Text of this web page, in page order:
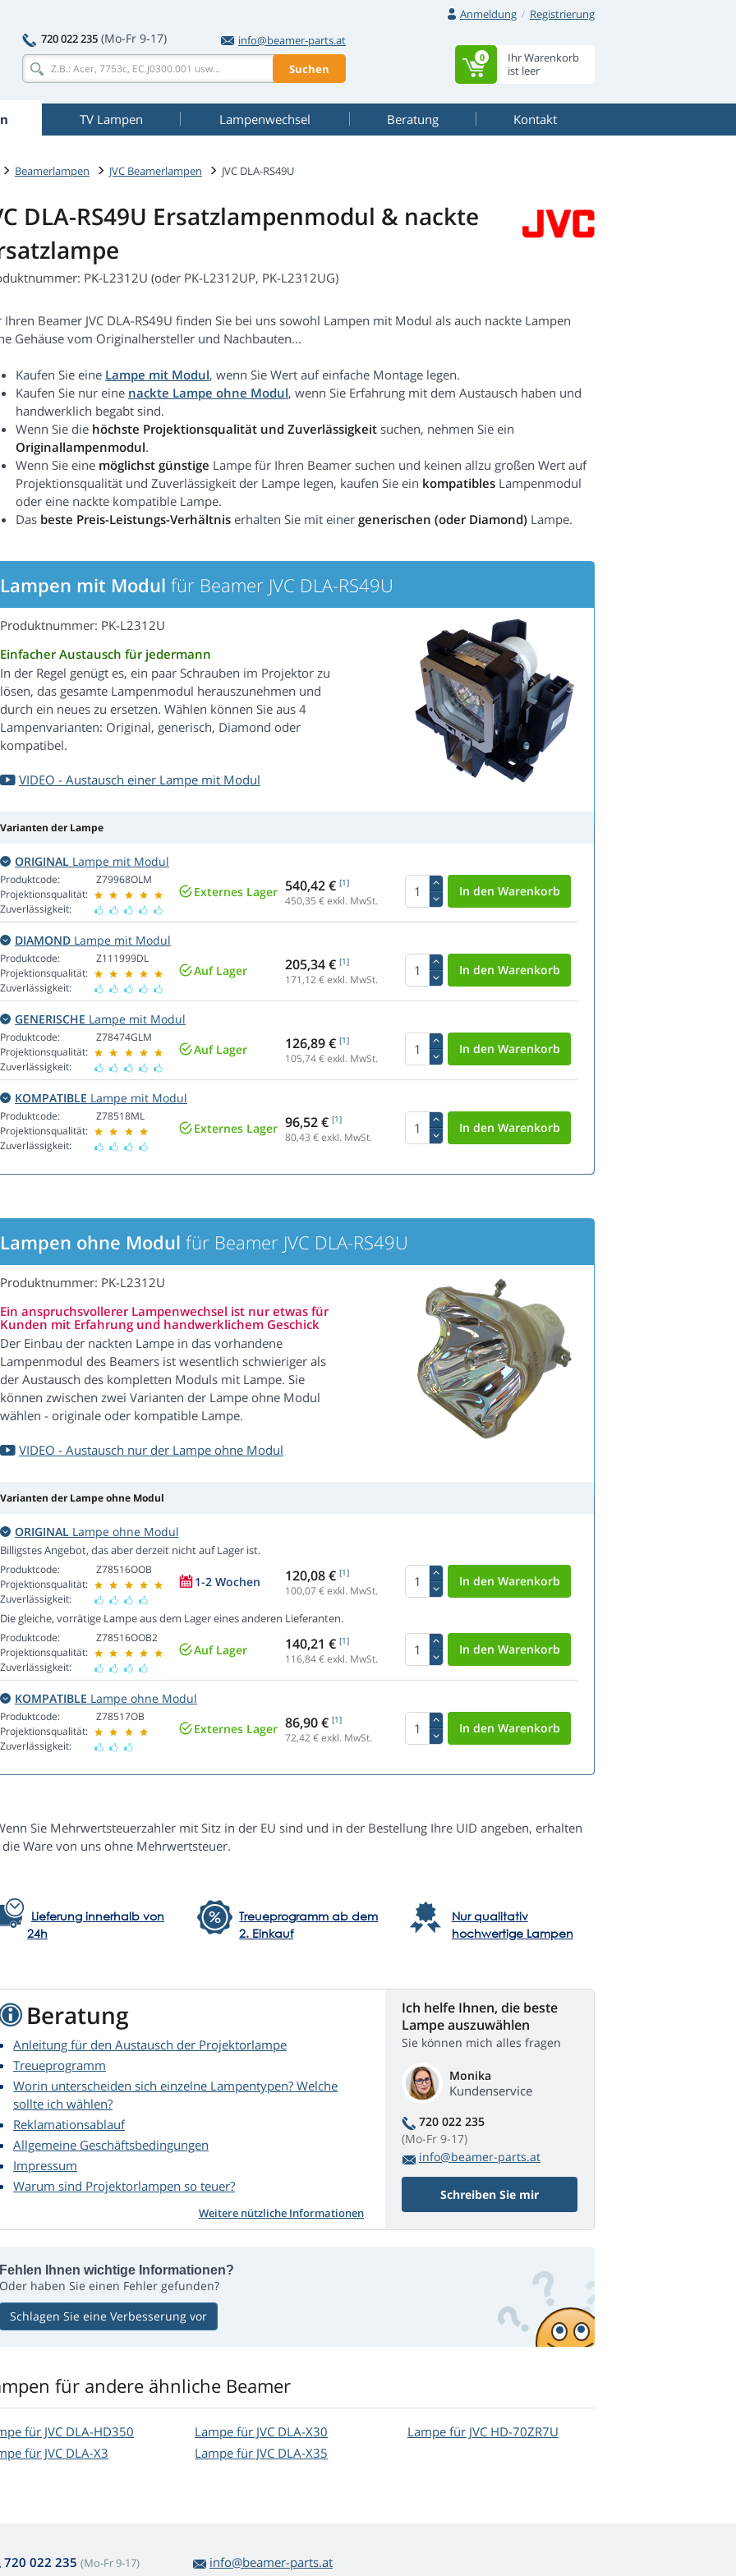
Anmeldung
Registrierung
720 022 235 (Mo-Fr 9-17)
info@beamer-parts.at
Suchen
Ihr Warenkorb
ist leer
0
TV Lampen Lampenwechsel Beratung Kontakt
Beamerlampen JVC Beamerlampen JVC DLA-RS49U
DLA-RS49U Ersatzlampenmodul & nackte
PK-L2312U (oder PK-L2312UP, PK-L2312UG)
Ihren Beamer JVC DLA-RS49U finden Sie bei uns sowohl Lampen mit Modul als auch nackte Lampen
Gehäuse vom Originalhersteller und Nachbauten...
Kaufen Sie eine Lampe mit Modul, wenn Sie Wert auf einfache Montage legen.
Kaufen Sie nur eine nackte Lampe ohne Modul, wenn Sie Erfahrung mit dem Austausch haben und
handwerklich begabt sind.
Wenn Sie die höchste Projektionsqualität und Zuverlässigkeit suchen, nehmen Sie ein
Originallampenmodul.
Wenn Sie eine möglichst günstige Lampe für Ihren Beamer suchen und keinen allzu großen Wert auf
Projektionsqualität und Zuverlässigkeit der Lampe legen, kaufen Sie ein kompatibles Lampenmodul
oder eine nackte kompatible Lampe.
Das beste Preis-Leistungs-Verhältnis erhalten Sie mit einer generischen (oder Diamond) Lampe.
Lampen mit Modul für Beamer JVC DLA-RS49U
Produktnummer: PK-L2312U
Einfacher Austausch für jedermann
In der Regel genügt es, ein paar Schrauben im Projektor zu
lösen, das gesamte Lampenmodul herauszunehmen und
durch ein neues zu ersetzen. Wählen können Sie aus 4
Lampenvarianten: Original, generisch, Diamond oder
kompatibel.
VIDEO - Austausch einer Lampe mit Modul
Varianten der Lampe
ORIGINAL Lampe mit Modul
Produktcode:
Projektionsqualität:
Zuverlässigkeit:
Z79968OLM
Externes Lager 540,42 € [1]
450,35 € exkl. MwSt.
DIAMOND Lampe mit Modul
Produktcode:
Projektionsqualität:
Zuverlässigkeit:
Z111999DL
Auf Lager 205,34 € [1]
171,12€ exkl. MwSt.
GENERISCHE Lampe mit Modul
Produktcode:
Projektionsqualität:
Zuverlässigkeit:
Z78474GLM
Auf Lager 126,89 € [1]
105,74€ exkl. MwSt.
KOMPATIBLE Lampe mit Modul
Produktcode:
Projektionsqualität:
Zuverlässigkeit:
Z78518ML
Externes Lager 96,52 € [1]
80,43 € exkl. MwSt.
Lampen ohne Modul für Beamer JVC DLA-RS49U
Produktnummer: PK-L2312U
Ein anspruchsvollerer Lampenwechsel ist nur etwas für
Kunden mit Erfahrung und handwerklichem Geschick
Der Einbau der nackten Lampe in das vorhandene
Lampenmodul des Beamers ist wesentlich schwieriger als
der Austausch des kompletten Moduls mit Lampe. Sie
können zwischen zwei Varianten der Lampe ohne Modul
wählen - originale oder kompatible Lampe.
VIDEO - Austausch nur der Lampe ohne Modul
Varianten der Lampe ohne Modul
ORIGINAL Lampe ohne Modul
Billigstes Angebot, das aber derzeit nicht auf Lager ist.
Produktcode:
Projektionsqualität:
Zuverlässigkeit:
Z78516OOB
1-2 Wochen 120,08 € [1]
100,07 € exkl. MwSt.
Die gleiche, vorrätige Lampe aus dem Lager eines anderen Lieferanten.
Produktcode:
Projektionsqualität:
Zuverlässigkeit:
Z78516OOB2
Auf Lager 140,21 € [1]
116,84€ exkl. MwSt.
KOMPATIBLE Lampe ohne Modul
Produktcode:
Projektionsqualität:
Zuverlässigkeit:
Z78517OB
Externes Lager 86,90 € [1]
72,42€ exkl. MwSt.
Sie Mehrwertsteuerzahler mit Sitz in der EU sind und in der Bestellung Ihre UID angeben, erhalten
die Ware von uns ohne Mehrwertsteuer.
Lieferung innerhalb von
24h
Treueprogramm ab dem
2. Einkauf
Nur qualitativ
hochwertige Lampen
Beratung
Anleitung für den Austausch der Projektorlampe
Treueprogramm
Worin unterscheiden sich einzelne Lampentypen? Welche
sollte ich wählen?
Reklamationsablauf
Allgemeine Geschäftsbedingungen
Impressum
Warum sind Projektorlampen so teuer?
Weitere nützliche Informationen
Ich helfe Ihnen, die beste
Lampe auszuwählen
Sie können mich alles fragen
Monika
Kundenservice
720 022 235
(Mo-Fr 9-17)
info@beamer-parts.at
Schreiben Sie mir
Fehlen Ihnen wichtige Informationen?
Oder haben Sie einen Fehler gefunden?
Schlagen Sie eine Verbesserung vor
für andere ähnliche Beamer
für JVC DLA-HD350
für JVC DLA-X3
Lampe für JVC DLA-X30
Lampe für JVC DLA-X35
Lampe für JVC HD-70ZR7U
720 022 235 (Mo-Fr 9-17) info@beamer-parts.at